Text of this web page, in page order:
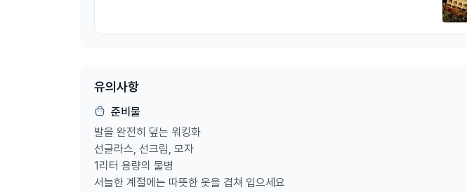
유의사항
준비물
발을 완전히 덮는 워킹화
선글라스, 선크림, 모자
1리터 용량의 물병
서늘한 계절에는 따뜻한 옷을 겹쳐 입으세요